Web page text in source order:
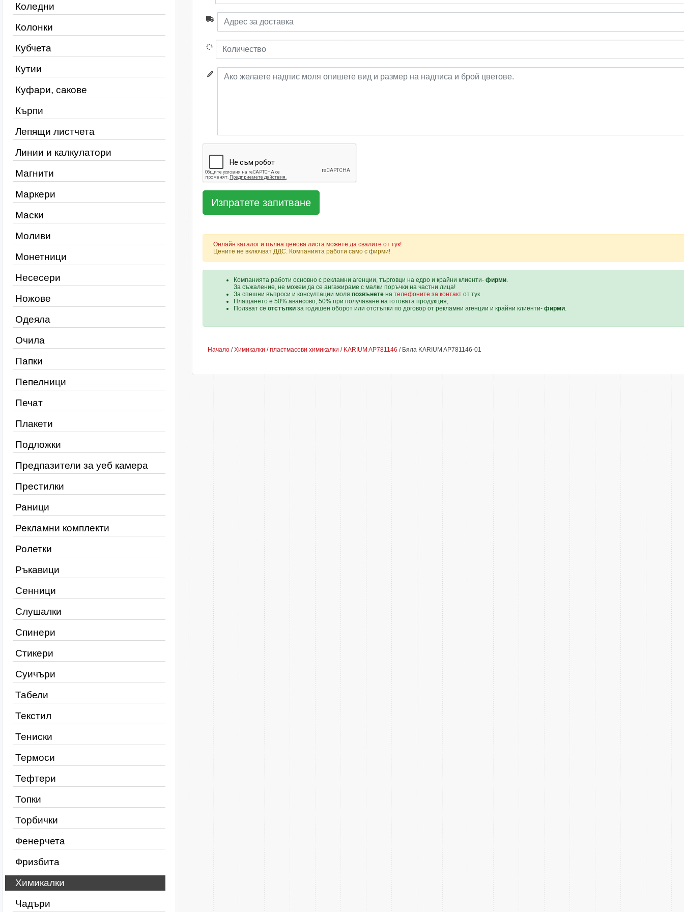
Коледни
Колонки
Кубчета
Кутии
Куфари, сакове
Кърпи
Лепящи листчета
Линии и калкулатори
Магнити
Маркери
Маски
Моливи
Монетници
Несесери
Ножове
Одеяла
Очила
Папки
Пепелници
Печат
Плакети
Подложки
Предпазители за уеб камера
Престилки
Раници
Рекламни комплекти
Ролетки
Ръкавици
Сенници
Слушалки
Спинери
Стикери
Суичъри
Табели
Текстил
Тениски
Термоси
Тефтери
Топки
Торбички
Фенерчета
Фризбита
Химикалки
Чадъри
Онлайн каталог и пълна ценова листа можете да свалите от тук!
Цените не включват ДДС. Компанията работи само с фирми!
Компанията работи основно с рекламни агенции, търговци на едро и крайни клиенти- фирми.
За съжаление, не можем да се ангажираме с малки поръчки на частни лица!
За спешни въпроси и консултации моля позвънете на телефоните за контакт от тук
Плащането е 50% авансово, 50% при получаване на готовата продукция;
Ползват се отстъпки за годишен оборот или отстъпки по договор от рекламни агенции и крайни клиенти- фирми.
Начало /Химикалки /пластмасови химикалки / KARIUM AP781146 / Бяла KARIUM AP781146-01